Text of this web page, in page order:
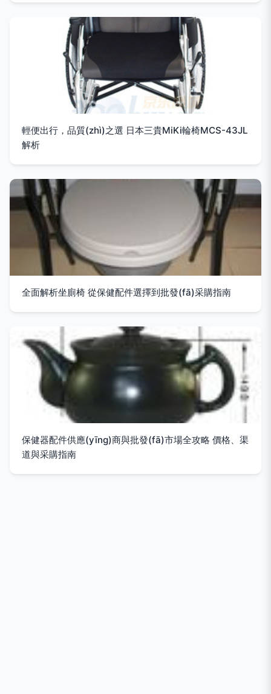
輕便出行，品質(zhì)之選 日本三貴MiKi輪椅MCS-43JL
解析
全面解析坐廁椅 從保健配件選擇到批發(fā)采購指南
保健器配件供應(yīng)商與批發(fā)市場全攻略 價格、渠
道與采購指南